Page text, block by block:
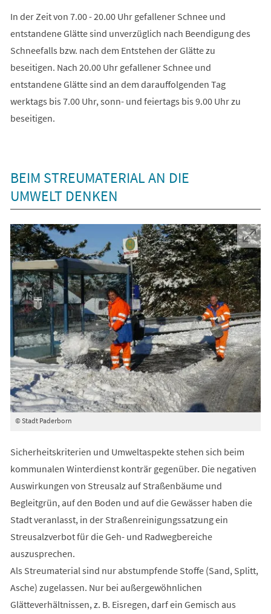
In der Zeit von 7.00 - 20.00 Uhr gefallener Schnee und
entstandene Glätte sind unverzüglich nach Beendigung des
Schneefalls bzw. nach dem Entstehen der Glätte zu
beseitigen. Nach 20.00 Uhr gefallener Schnee und
entstandene Glätte sind an dem darauffolgenden Tag
werktags bis 7.00 Uhr, sonn- und feiertags bis 9.00 Uhr zu
beseitigen.
BEIM STREUMATERIAL AN DIE
UMWELT DENKEN
© Stadt Paderborn
Sicherheitskriterien und Umweltaspekte stehen sich beim
kommunalen Winterdienst konträr gegenüber. Die negativen
Auswirkungen von Streusalz auf Straßenbäume und
Begleitgrün, auf den Boden und auf die Gewässer haben die
Stadt veranlasst, in der Straßenreinigungssatzung ein
Streusalzverbot für die Geh- und Radwegbereiche
auszusprechen.
Als Streumaterial sind nur abstumpfende Stoffe (Sand, Splitt,
Asche) zugelassen. Nur bei außergewöhnlichen
Glätteverhältnissen, z. B. Eisregen, darf ein Gemisch aus